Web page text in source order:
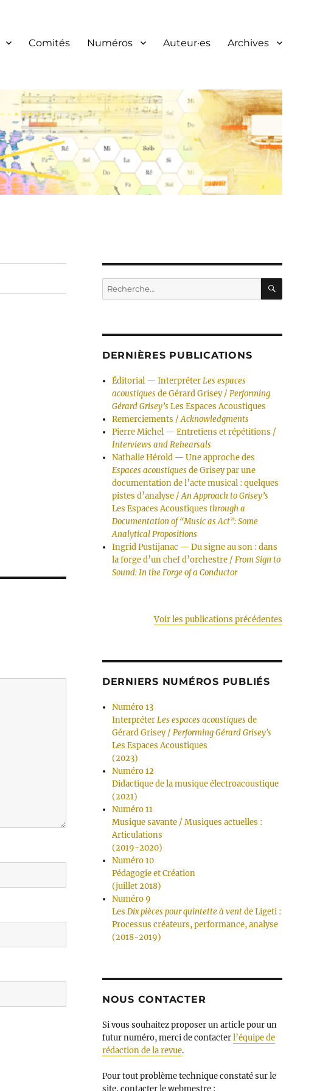
Comités Numéros Auteur·es Archives
Recherche
pour :
DERNIÈRES PUBLICATIONS
Éditorial — InterpréterLes espaces
acoustiques de Gérard Grisey /Performing
Gérard Grisey’sLes Espaces Acoustiques
Remerciements /Acknowledgments
Pierre Michel — Entretiens et répétitions /
Interviews and Rehearsals
Nathalie Hérold — Une approche des
Espaces acoustiques de Grisey par une
documentation de l’acte musical : quelques
pistes d’analyse /An Approach to Grisey’s
Les Espaces Acoustiques through a
Documentation of “Music as Act”: Some
Analytical Propositions
Ingrid Pustijanac — Du signe au son : dans
la forge d’un chef d’orchestre /From Sign to
Sound: In the Forge of a Conductor
Voir les publications précédentes
DERNIERS NUMÉROS PUBLIÉS
Numéro 13
InterpréterLes espaces acoustiques de
Gérard Grisey /Performing Gérard Grisey's
Les Espaces Acoustiques
(2023)
Numéro 12
Didactique de la musique électroacoustique
(2021)
Numéro 11
Musique savante / Musiques actuelles :
Articulations
(2019-2020)
Numéro 10
Pédagogie et Création
(juillet 2018)
Numéro 9
LesDix pièces pour quintette à ventde Ligeti :
Processus créateurs, performance, analyse
(2018-2019)
NOUS CONTACTER
Si vous souhaitez proposer un article pour un
futur numéro, merci de contacterl’équipe de
rédaction de la revue.
Pour tout problème technique constaté sur le
site, contacter le webmestre :